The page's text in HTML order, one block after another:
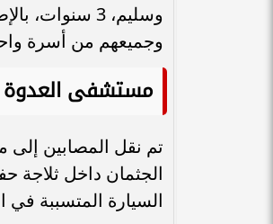
وجميعهم من أسرة
مستشفى العدوة
تم نقل المصابين إلى
الجثمان داخل
السيارة المتسببة في